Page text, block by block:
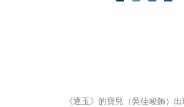
《逐玉》的寶兒（吳佳峻飾）